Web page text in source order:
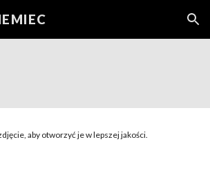
Skip to navigation
aby otworzyć je w lepszej jakości.